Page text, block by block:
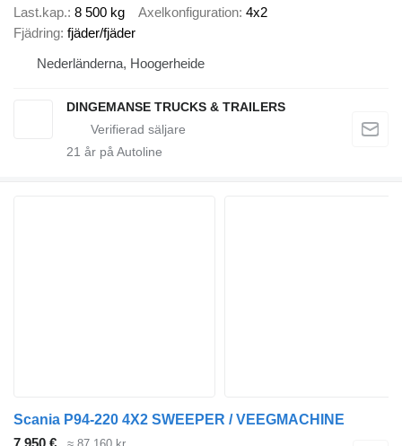
Last.kap. 8 500 kg Axelkonfiguration 4x2
Fjädring fjäder/fjäder
Nederländerna, Hoogerheide
DINGEMANSE TRUCKS & TRAILERS
21 år på Autoline
Scania P94-220 4X2 SWEEPER / VEEGMACHINE
7 950 €